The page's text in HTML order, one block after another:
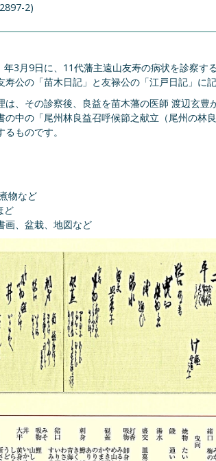
2)
年3月9日に、11代藩主遠山友寿の病状を診察す
寿公の「苗木日記」と友禄公の「江戸日記」に記
は、その診察後、良益を苗木藩の医師 渡辺玄豊
の中の「尾州林良益召呼候節之献立（尾州の林
ものです。
物など
ど
画、盆栽、地図など